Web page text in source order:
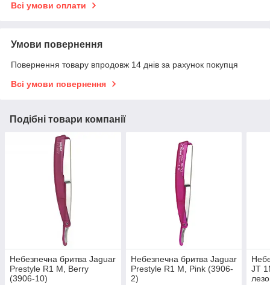
Всі умови оплати
Умови повернення
Повернення товару впродовж 14 днів за рахунок покупця
Всі умови повернення
Подібні товари компанії
Небезпечна бритва Jaguar
Prestyle R1 M, Berry
(3906-10)
Небезпечна бритва Jaguar
Prestyle R1 M, Pink (3906-
2)
JT